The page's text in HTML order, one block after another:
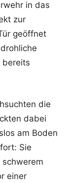
in das
zur
geöffnet
bereits
die
dabei
am Boden
Sie
einer